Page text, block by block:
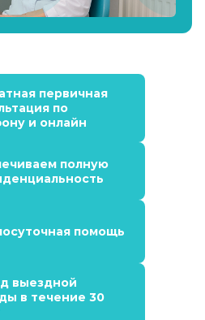
первичная
по
и онлайн
полную
помощь
выездной
в течение 30